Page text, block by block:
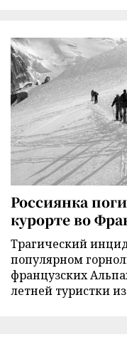
Россиянка
курорте во
Трагический
популярном
французских
летней туристки